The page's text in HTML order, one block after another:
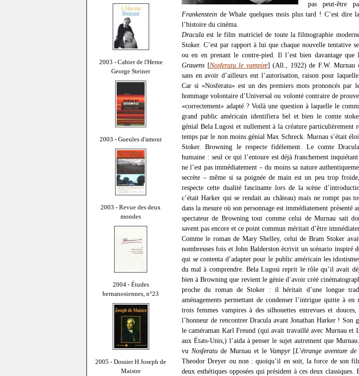
2003 - Cahier de l'Herne
George Steiner
2003 - Gueules d'amour
2003 - Revue des deux
mondes
2004 - Études
bernanosiennes, n°23
2005 - Dossier H Joseph de
Maistre
pas peut-être
Frankenstein de Whale quelques mois plus tard ! C’est dire
l’histoire du cinéma.
Dracula est le film matriciel de toute la filmographie
Stoker. C’est par rapport à lui que chaque nouvelle tentative
ou en en prenant le contre-pied. Il l’est bien davantage que
Grauens [Nosferatu le vampire] (All., 1922) de F.W. Murnau
sans en avoir d’ailleurs eut l’autorisation, raison pour
Car si «Nosferatu» est un des premiers mots prononcés
hommage volontaire d’Universal ou volonté contraire de
«correctement» adapté ? Voilà une question à laquelle le
grand public américain identifiera bel et bien le comte
génial Bela Lugosi et nullement à la créature particulièrement
temps par le non moins génial Max Schreck. Murnau s’était
Stoker. Browning le respecte fidèlement. Le comte
humaine : seul ce qui l’entoure est déjà franchement
ne l’est pas immédiatement – du moins sa nature
secrète – même si sa poignée de main est un peu trop
respecte cette dualité fascinante lors de la scène
c’était Harker qui se rendait au château) mais ne rompt pas
dans la mesure où son personnage est immédiatement présenté
spectateur de Browning tout comme celui de Murnau sait
savent pas encore et ce point commun méritait d’être
Comme le roman de Mary Shelley, celui de Bram Stoker
nombreuses fois et John Balderston écrivit un scénario inspiré
qui se contenta d’adapter pour le public américain les
du mal à comprendre. Bela Lugosi reprit le rôle qu’il avait
bien à Browning que revient le génie d’avoir créé
proche du roman de Stoker : il héritait d’une longue
aménagements permettant de condenser l’intrigue quitte à
trois femmes vampires à des silhouettes entrevues et
l’honneur de rencontrer Dracula avant Jonathan Harker ! Son
le caméraman Karl Freund (qui avait travaillé avec Murnau et
aux États-Unis,) l’aida à penser le sujet autrement que
vu Nosferatu de Murnau et le Vampyr[L’étrange aventure
Theodor Dreyer ou non : quoiqu’il en soit, la force de son
deux esthétiques opposées qui président à ces deux